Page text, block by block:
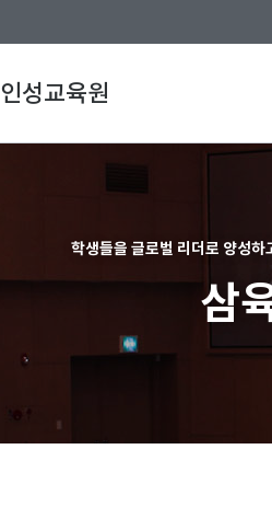
인성교육원
학생들을 글로벌 리더로 양성
삼